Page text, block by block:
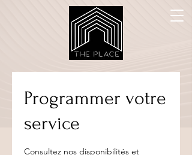
Programmer votre
service
Consultez nos disponibilités et